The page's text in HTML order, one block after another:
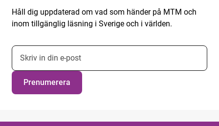
Håll dig uppdaterad om vad som händer på MTM och
inom tillgänglig läsning i Sverige och i världen.
E-postadress nyhetsbrevsprenumeration
Prenumerera